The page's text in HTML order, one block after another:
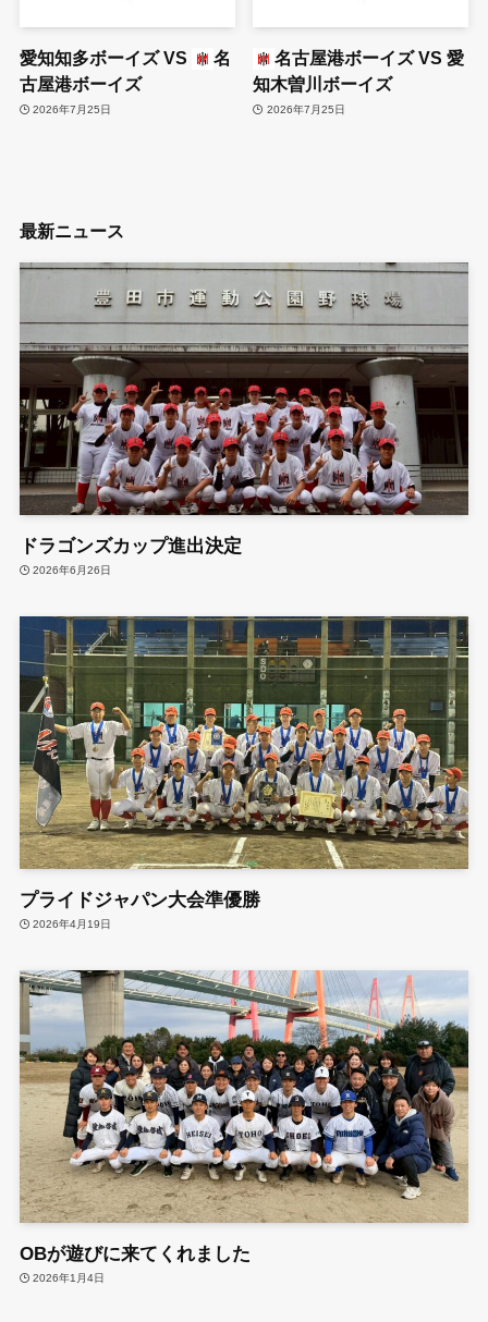
愛知知多ボーイズVS
名
古屋港ボーイズ
2026年7月25日
名古屋港ボーイズVS愛
知木曽川ボーイズ
2026年7月25日
最新ニュース
ドラゴンズカップ進出決定
2026年6月26日
プライドジャパン大会準優勝
2026年4月19日
OBが遊びに来てくれました
2026年1月4日